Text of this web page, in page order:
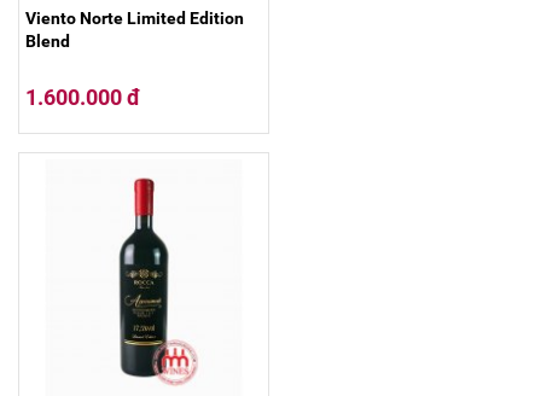
Viento Norte Limited Edition
Blend
1.600.000 đ